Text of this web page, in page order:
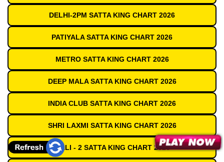
DELHI-2PM SATTA KING CHART 2026
PATIYALA SATTA KING CHART 2026
METRO SATTA KING CHART 2026
DEEP MALA SATTA KING CHART 2026
INDIA CLUB SATTA KING CHART 2026
SHRI LAXMI SATTA KING CHART 2026
GALI - 2 SATTA KING CHART 2026